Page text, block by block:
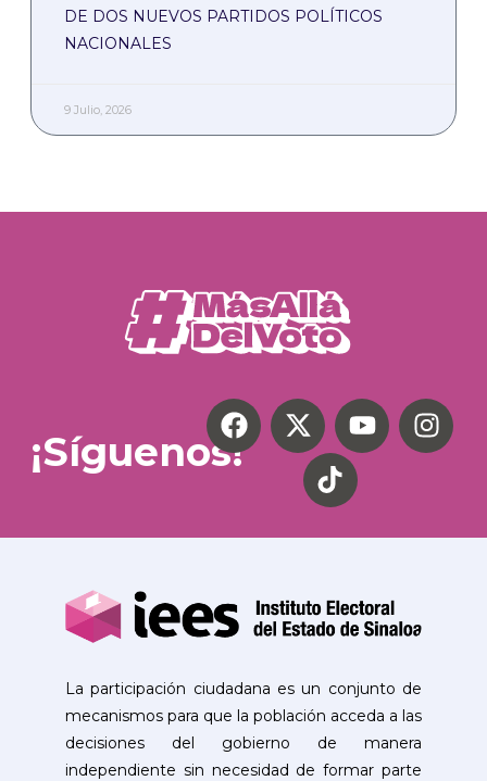
DE DOS NUEVOS PARTIDOS POLÍTICOS
NACIONALES
9 Julio, 2026
¡Síguenos!
La participación ciudadana es un conjunto de
mecanismos para que la población acceda a las
decisiones del gobierno de manera
independiente sin necesidad de formar parte